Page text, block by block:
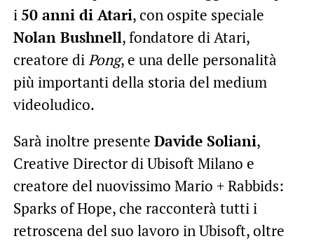
i 50 anni di Atari, con ospite speciale
Nolan Bushnell, fondatore di Atari,
creatore diPong, e una delle personalità
più importanti della storia del medium
videoludico.
Sarà inoltre presente Davide Soliani,
Creative Director di Ubisoft Milano e
creatore del nuovissimo Mario + Rabbids:
Sparks of Hope, che racconterà tutti i
retroscena del suo lavoro in Ubisoft, oltre